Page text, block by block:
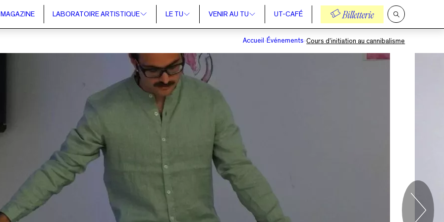
MAGAZINE LABORATOIRE ARTISTIQUE LE TU VENIR AU TU UT-CAFÉ Billetterie
Ouvrir
la
recherche
Accueil
Événements Cours d’initiation au cannibalisme